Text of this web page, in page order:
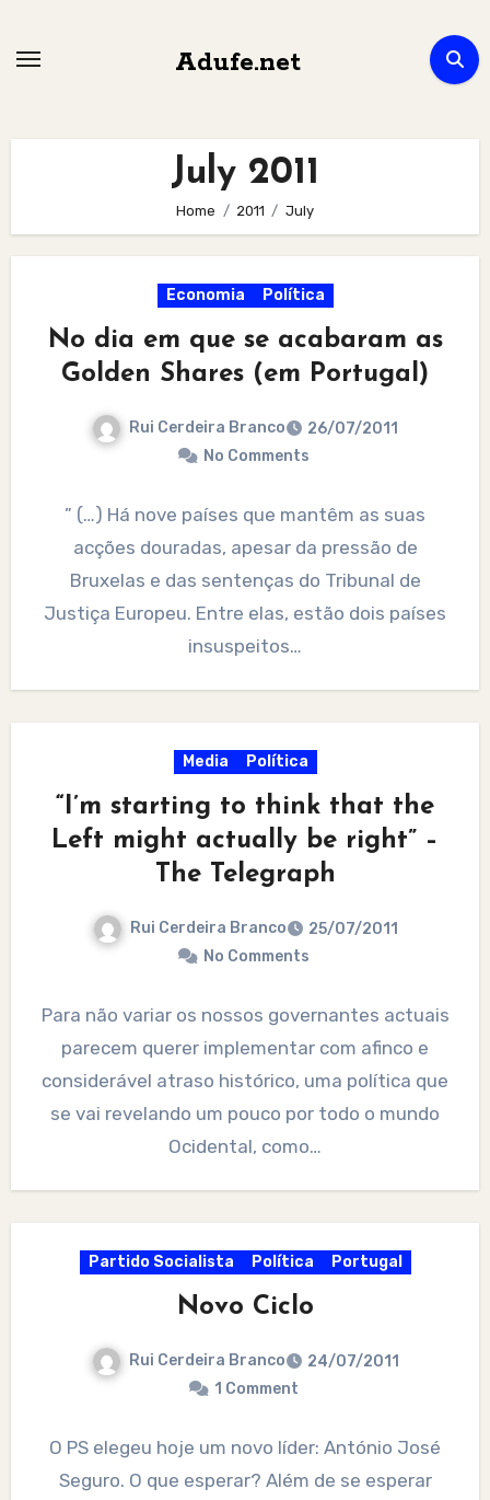
Adufe.net
July 2011
Home 2011 July
Economia Política
No dia em que se acabaram as
Golden Shares (em Portugal)
Rui Cerdeira Branco
26/07/2011
No Comments
” (…) Há nove países que mantêm as suas
acções douradas, apesar da pressão de
Bruxelas e das sentenças do Tribunal de
Justiça Europeu. Entre elas, estão dois países
insuspeitos…
Media Política
“I’m starting to think that the
Left might actually be right” –
The Telegraph
Rui Cerdeira Branco
25/07/2011
No Comments
Para não variar os nossos governantes actuais
parecem querer implementar com afinco e
considerável atraso histórico, uma política que
se vai revelando um pouco por todo o mundo
Ocidental, como…
Partido Socialista Política Portugal
Novo Ciclo
Rui Cerdeira Branco
24/07/2011
1 Comment
O PS elegeu hoje um novo líder: António José
Seguro. O que esperar? Além de se esperar